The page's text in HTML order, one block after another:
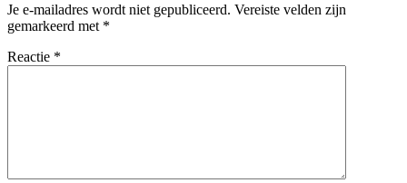
Je e-mailadres wordt niet gepubliceerd. Vereiste velden zijn
gemarkeerd met *
Reactie *